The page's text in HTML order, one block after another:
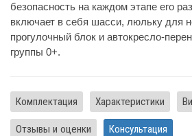
безопасность на каждом этапе его
включает в себя шасси, люльку для
прогулочный блок и автокресло-
группы 0+.
Комплектация Характеристики
Отзывы и оценки Консультация